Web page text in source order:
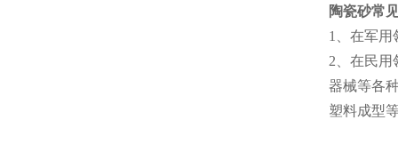
陶瓷砂常
1、在军
2、在民
器械等各
塑料成型